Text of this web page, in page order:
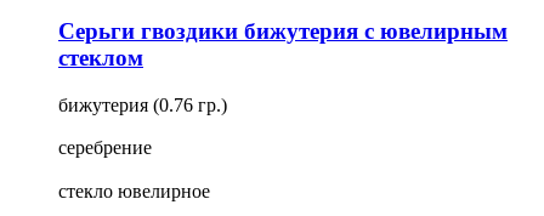
Серьги гвоздики бижутерия с ювелирным
стеклом
бижутерия (0.76 гр.)
серебрение
стекло ювелирное